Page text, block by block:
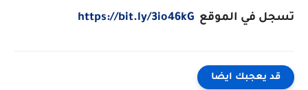
تسجل في الموقع https://bit.ly/3io46kG
قد يعجبك ايضا